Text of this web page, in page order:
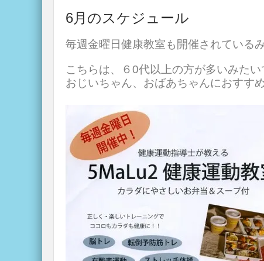
6月のスケジュール
毎週金曜日健康教室も開催されている
こちらは、６0代以上の方が多いみたい
おじいちゃん、おばあちゃんにおすすめ